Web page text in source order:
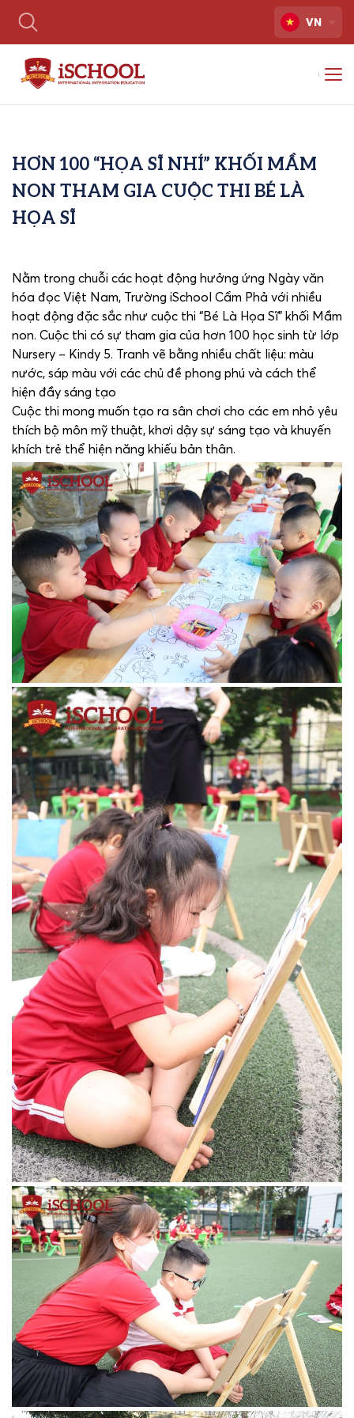
VN
HƠN 100 “HỌA SĨ NHÍ” KHỐI MẦM
NON THAM GIA CUỘC THI BÉ LÀ
HỌA SĨ
Nằm trong chuỗi các hoạt động hưởng ứng Ngày văn
hóa đọc Việt Nam, Trường iSchool Cẩm Phả với nhiều
hoạt động đặc sắc như cuộc thi “Bé Là Họa Sĩ” khối Mầm
non. Cuộc thi có sự tham gia của hơn 100 học sinh từ lớp
Nursery – Kindy 5. Tranh vẽ bằng nhiều chất liệu: màu
nước, sáp màu với các chủ đề phong phú và cách thể
hiện đầy sáng tạo
Cuộc thi mong muốn tạo ra sân chơi cho các em nhỏ yêu
thích bộ môn mỹ thuật, khơi dậy sự sáng tạo và khuyến
khích trẻ thể hiện năng khiếu bản thân.